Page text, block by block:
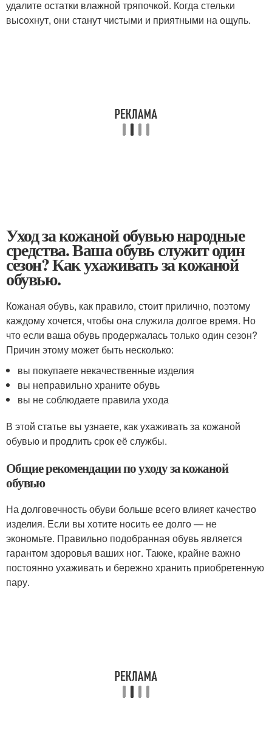
удалите остатки влажной тряпочкой. Когда стельки
высохнут, они станут чистыми и приятными на ощупь.
Уход за кожаной обувью народные
средства. Ваша обувь служит один
сезон? Как ухаживать за кожаной
обувью.
Кожаная обувь, как правило, стоит прилично, поэтому
каждому хочется, чтобы она служила долгое время. Но
что если ваша обувь продержалась только один сезон?
Причин этому может быть несколько:
вы покупаете некачественные изделия
вы неправильно храните обувь
вы не соблюдаете правила ухода
В этой статье вы узнаете, как ухаживать за кожаной
обувью и продлить срок её службы.
Общие рекомендации по уходу за кожаной
обувью
На долговечность обуви больше всего влияет качество
изделия. Если вы хотите носить ее долго — не
экономьте. Правильно подобранная обувь является
гарантом здоровья ваших ног. Также, крайне важно
постоянно ухаживать и бережно хранить приобретенную
пару.